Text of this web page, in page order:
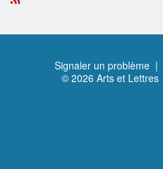
R
Signaler un problème |
© 2026 Arts et Lettres